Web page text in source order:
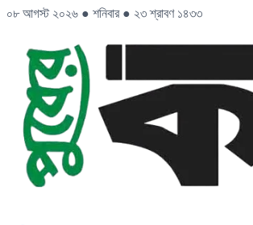
০৮ আগস্ট ২০২৬ ● শনিবার ● ২৩ শ্রাবণ ১৪৩৩